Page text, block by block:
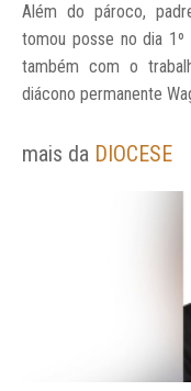
Além do pároco,
tomou posse no dia
também com o
diácono permanente
mais da DIOCESE